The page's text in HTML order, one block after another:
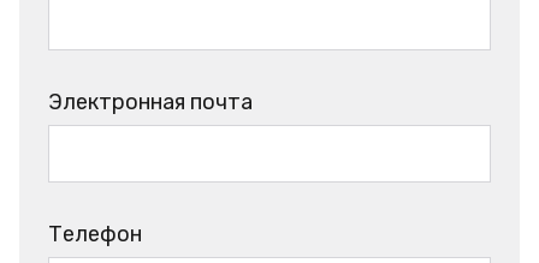
Электронная почта
Телефон